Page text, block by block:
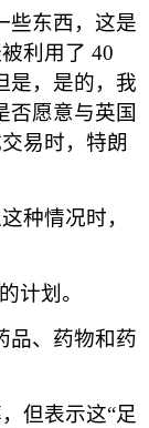
些东西，这是
利用了 40
是，是的，我
否愿意与英国
易时，特朗
种情况时，
计划。
品、药物和药
但表示这“足